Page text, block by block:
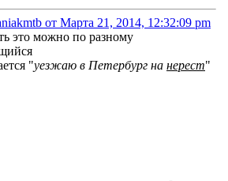
от Марта 21, 2014, 12:32:09 pm
это можно по разному
"уезжаю в Петербург на нерест"